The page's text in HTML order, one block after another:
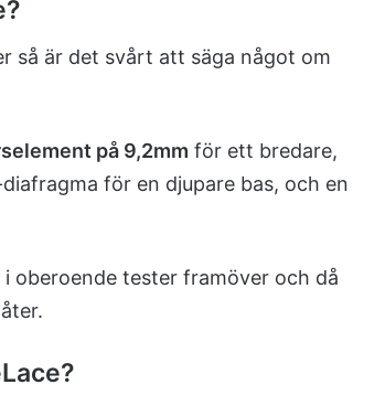
så är det svårt att säga något om
på 9,2mm för ett bredare,
för en djupare bas, och en
oberoende tester framöver och då